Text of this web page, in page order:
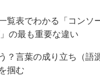
覧表でわかる「コンソ
の最も重要な違い
？言葉の成り立ち（語
掴む